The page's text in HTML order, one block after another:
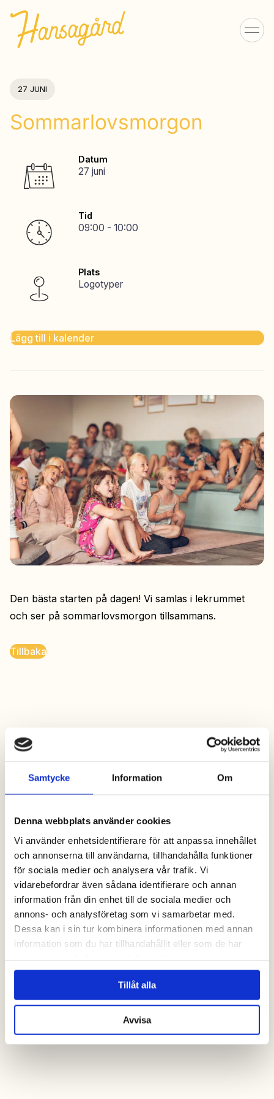
Samtycke Information Om
Denna webbplats använder cookies
Vi använder enhetsidentifierare för att anpassa innehållet
och annonserna till användarna, tillhandahålla funktioner
för sociala medier och analysera vår trafik. Vi
vidarebefordrar även sådana identifierare och annan
information från din enhet till de sociala medier och
annons- och analysföretag som vi samarbetar med.
Dessa kan i sin tur kombinera informationen med annan
information som du har tillhandahållit eller som de har
Tillåt alla
Avvisa
27 JUNI
Sommarlovsmorgon
Datum
27 juni
Tid
09:00 - 10:00
Plats
Logotyper
Lägg till i kalender
Den bästa starten på dagen! Vi samlas i lekrummet
och ser på sommarlovsmorgon tillsammans.
Tillbaka
kontakta oss